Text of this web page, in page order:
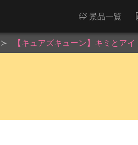
景品一覧
【キュアズキューン】キミとア